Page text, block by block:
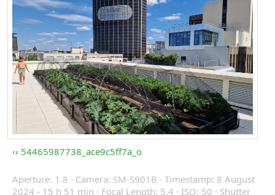
54465987738_ace9c5ff7a_o
Aperture: 1.8 · Camera: SM-S901B · Timestamp: 8 August
2024 - 15 h 51 min · Focal Length: 5.4 · ISO: 50 · Shutter